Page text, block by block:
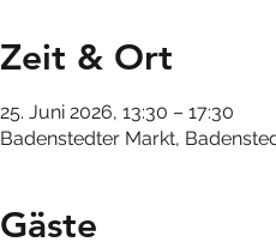
Zeit & Ort
25. Juni 2026, 13:30 – 17:30
Badenstedter Markt,
Gäste